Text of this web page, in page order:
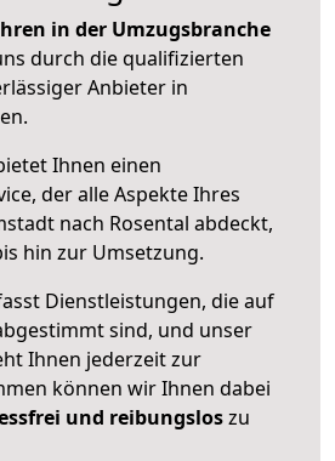
in der Umzugsbranche
durch die qualifizierten
Anbieter in
Ihnen einen
der alle Aspekte Ihres
nach Rosental abdeckt,
hin zur Umsetzung.
Dienstleistungen, die auf
sind, und unser
Ihnen jederzeit zur
können wir Ihnen dabei
und reibungsloszu